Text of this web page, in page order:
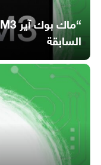
السابقة